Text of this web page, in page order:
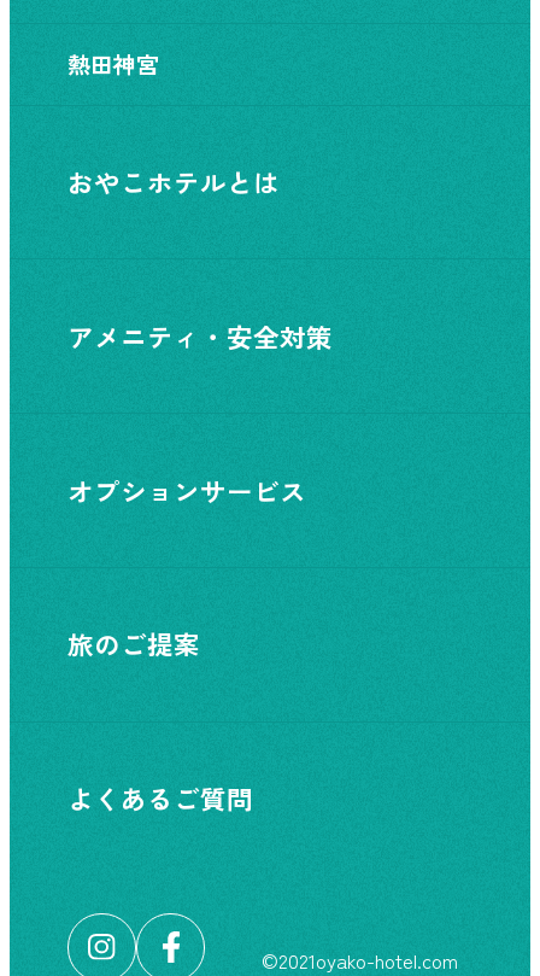
熱田神宮
おやこホテルとは
アメニティ・安全対策
オプションサービス
旅のご提案
よくあるご質問
©︎2021oyako-hotel.com